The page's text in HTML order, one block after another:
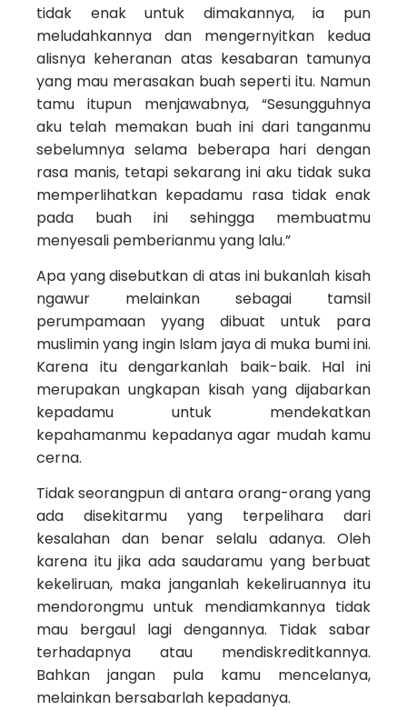
tidak enak untuk dimakannya, ia pun
meludahkannya dan mengernyitkan kedua
alisnya keheranan atas kesabaran tamunya
yang mau merasakan buah seperti itu. Namun
tamu itupun menjawabnya, “Sesungguhnya
aku telah memakan buah ini dari tanganmu
sebelumnya selama beberapa hari dengan
rasa manis, tetapi sekarang ini aku tidak suka
memperlihatkan kepadamu rasa tidak enak
pada buah ini sehingga membuatmu
menyesali pemberianmu yang lalu.”
Apa yang disebutkan di atas ini bukanlah kisah
ngawur melainkan sebagai tamsil
perumpamaan yyang dibuat untuk para
muslimin yang ingin Islam jaya di muka bumi ini.
Karena itu dengarkanlah baik-baik. Hal ini
merupakan ungkapan kisah yang dijabarkan
kepadamu untuk mendekatkan
kepahamanmu kepadanya agar mudah kamu
cerna.
Tidak seorangpun di antara orang-orang yang
ada disekitarmu yang terpelihara dari
kesalahan dan benar selalu adanya. Oleh
karena itu jika ada saudaramu yang berbuat
kekeliruan, maka janganlah kekeliruannya itu
mendorongmu untuk mendiamkannya tidak
mau bergaul lagi dengannya. Tidak sabar
terhadapnya atau mendiskreditkannya.
Bahkan jangan pula kamu mencelanya,
melainkan bersabarlah kepadanya.